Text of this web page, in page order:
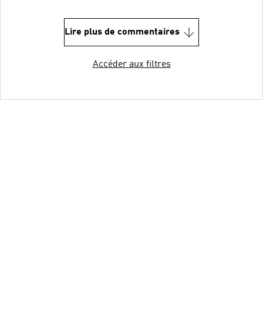
Lire plus de commentaires
Accéder aux filtres